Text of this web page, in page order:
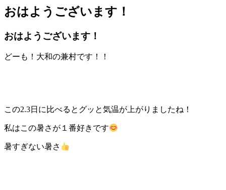
おはようございます！
おはようございます！
どーも！大和の兼村です！！
この2.3日に比べるとグッと気温が上がりましたね！
私はこの暑さが１番好きです
暑すぎない暑さ